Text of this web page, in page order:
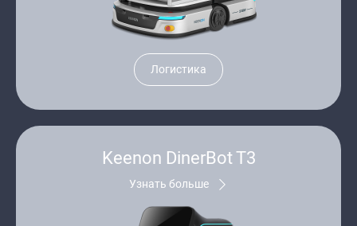
Логистика
Keenon DinerBot T3
Узнать больше